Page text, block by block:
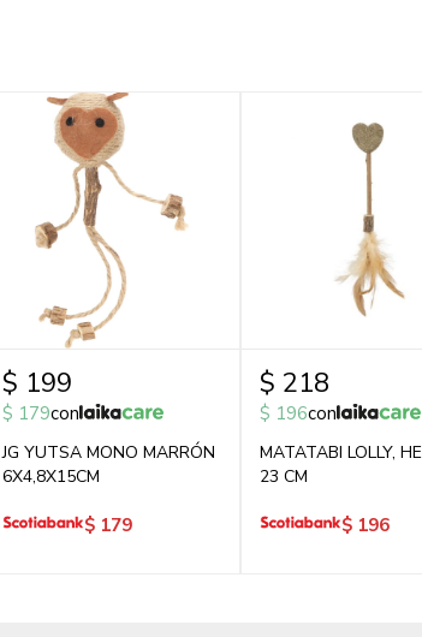
$ 199
$ 179con
JG YUTSA MONO MARRÓN
6X4,8X15CM
$ 179
$ 218
$ 196con
MATATABI LOLLY,
23 CM
$ 196